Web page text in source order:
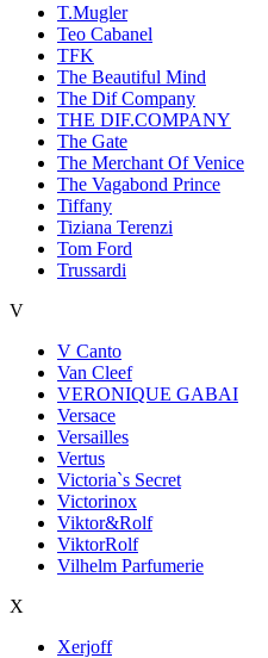
T.Mugler
Teo Cabanel
TFK
The Beautiful Mind
The Dif Company
THE DIF.COMPANY
The Gate
The Merchant Of Venice
The Vagabond Prince
Tiffany
Tiziana Terenzi
Tom Ford
Trussardi
V
V Canto
Van Cleef
VERONIQUE GABAI
Versace
Versailles
Vertus
Victoria`s Secret
Victorinox
Viktor&Rolf
ViktorRolf
Vilhelm Parfumerie
X
Xerjoff